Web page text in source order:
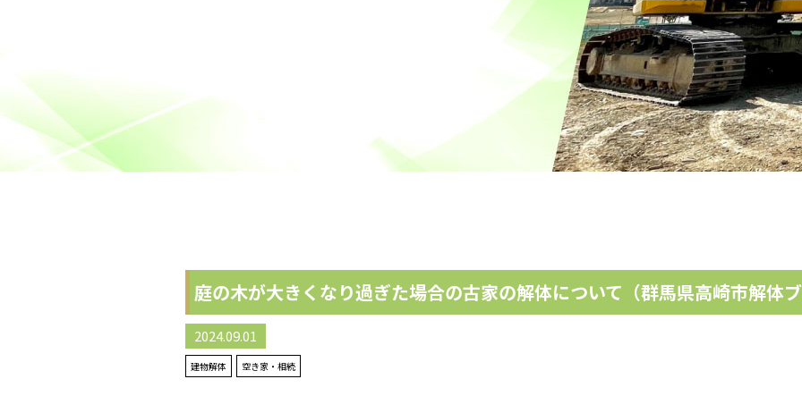
庭の木が大きくなり過ぎた場合の古家の解体について（群馬県高崎市解体
2024.09.01
建物解体 空き家・相続